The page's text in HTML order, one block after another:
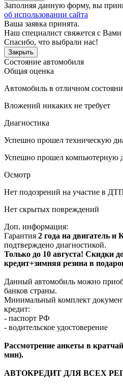
Заполняя данную форму, вы
об использовании сайта
Ваша заявка принята.
Наш специалист свяжется с
Спасибо, что выбрали нас!
Закрыть
Состояние автомобиля
Общая оценка
Автомобиль в отличном
Вложений никаких не требует
Диагностика
Успешно прошел техническую
Успешно прошел компьютерную
Осмотр
Нет подозрений на участие в
Нет скрытых повреждений
Доп. информация:
Гарантия 2 года на двигатель и
подтверждено диагностикой.
Только до 10 августа! Скидки
кредит+зимняя резина в
Данный автомобиль можно
банков страны.
Минимальный комплект
кредит:
- паспорт РФ
- водительское удостоверение
Рассмотрение анкеты в
мин).
АВТОКРЕДИТ ДЛЯ ВСЕХ